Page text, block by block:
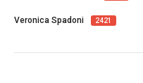
Veronica Spadoni 2421